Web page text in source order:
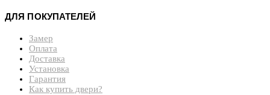
ДЛЯ ПОКУПАТЕЛЕЙ
Замер
Оплата
Доставка
Установка
Гарантия
Как купить двери?